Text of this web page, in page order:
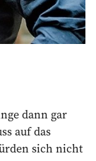
dann gar
auf das
sich nicht